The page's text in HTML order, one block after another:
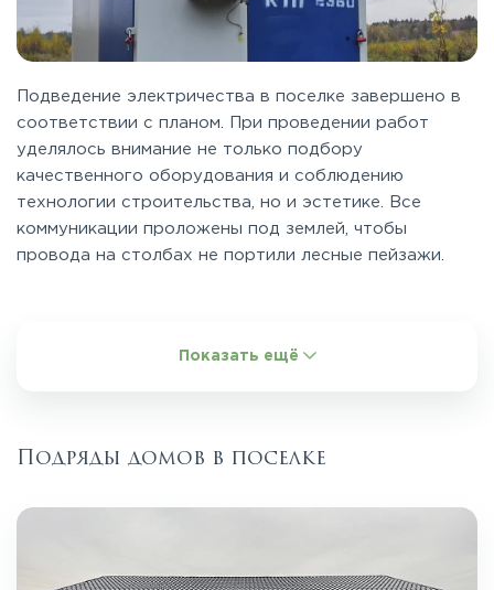
Подведение электричества в поселке завершено в
соответствии с планом. При проведении работ
уделялось внимание не только подбору
качественного оборудования и соблюдению
технологии строительства, но и эстетике. Все
коммуникации проложены под землей, чтобы
провода на столбах не портили лесные пейзажи.
Показать ещё
Подряды домов в поселке